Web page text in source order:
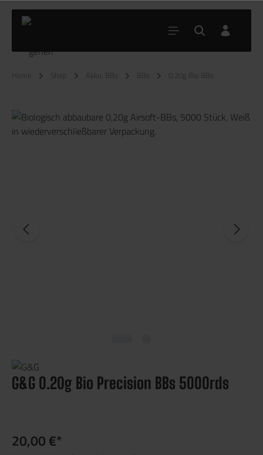
Home Shop Akku, BBs BBs 0.20g Bio BBs
G&G 0.20g Bio Precision BBs 5000rds
20,00 €*